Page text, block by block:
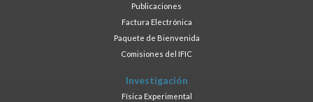
Publicaciones
Factura Electrónica
Paquete de Bienvenida
Comisiones del IFIC
Investigación
Física Experimental